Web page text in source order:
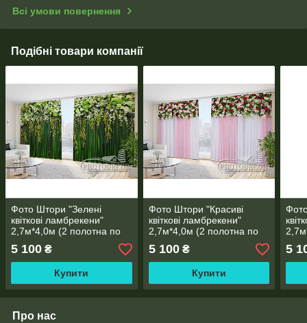
Всі умови повернення
Подібні товари компанії
Фото Штори "Зелені
квіткові ламбрекени"
2,7м*4,0м (2 полотна по
5 100 ₴
Купити
Фото Штори "Красиві
квіткові ламбрекени"
2,7м*4,0м (2 полотна по
5 100₴
Купити
5
Про нас